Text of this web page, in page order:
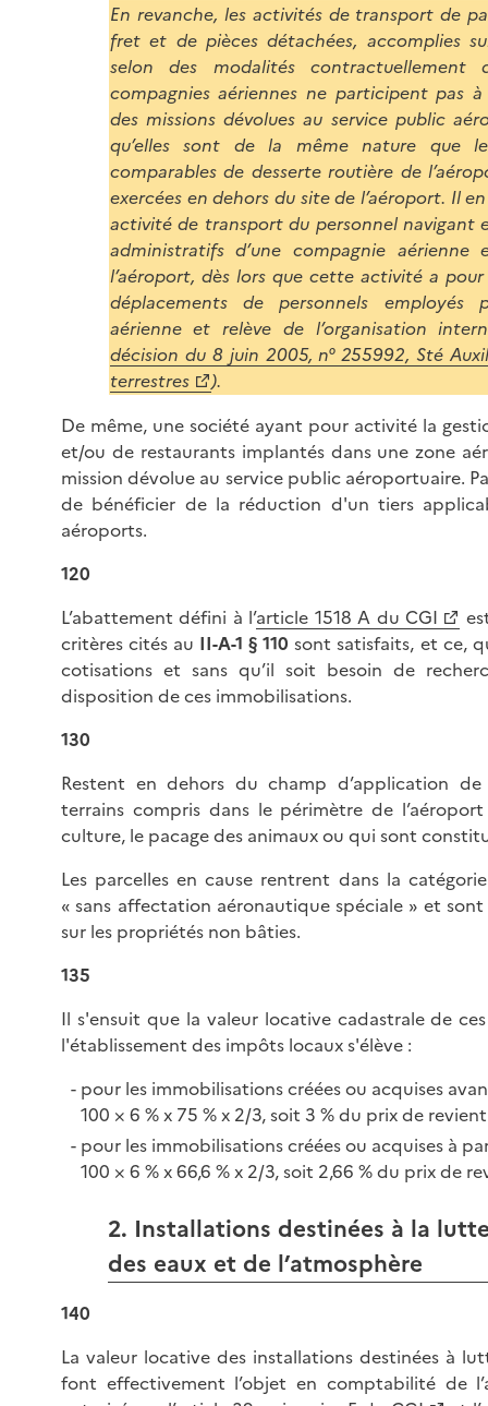
En revanche, les activités de transport de
fret et de pièces détachées, accomplies
selon des modalités contractuellement
compagnies aériennes ne participent pas à
des missions dévolues au service public
qu’elles sont de la même nature que
comparables de desserte routière de
exercées en dehors du site de l’aéroport. Il
activité de transport du personnel navigant
administratifs d’une compagnie
l’aéroport, dès lors que cette activité a
déplacements de personnels employés
aérienne et relève de l’organisation
décision du 8 juin 2005, n° 255992, Sté
terrestres
).
De même, une société ayant pour activité la
et/ou de restaurants implantés dans une zone
mission dévolue au service public aéroportuaire.
de bénéficier de la réduction d'un tiers
aéroports.
120
L’abattement défini à l’article 1518 A du CGI
critères cités au II-A-1 § 110 sont satisfaits, et ce,
cotisations et sans qu’il soit besoin de
disposition de ces immobilisations.
130
Restent en dehors du champ d’application de
terrains compris dans le périmètre de
culture, le pacage des animaux ou qui sont
Les parcelles en cause rentrent dans la
« sans affectation aéronautique spéciale » et
sur les propriétés non bâties.
135
Il s'ensuit que la valeur locative cadastrale de
l'établissement des impôts locaux s'élève :
pour les immobilisations créées ou acquises
100 × 6 % x 75 % x 2/3, soit 3 % du prix de
pour les immobilisations créées ou acquises à
100 × 6 % x 66,6 % x 2/3, soit 2,66 % du prix de
2. Installations destinées à la
des eaux et de l’atmosphère
140
La valeur locative des installations destinées à
font effectivement l’objet en comptabilité de